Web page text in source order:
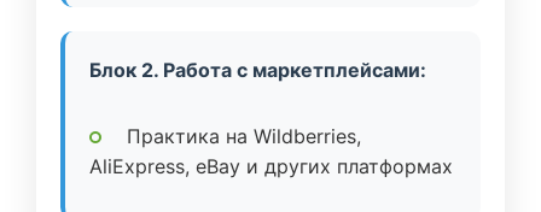
Блок 2. Работа с маркетплейсами:
Практика на Wildberries,
AliExpress, eBay и других платформах